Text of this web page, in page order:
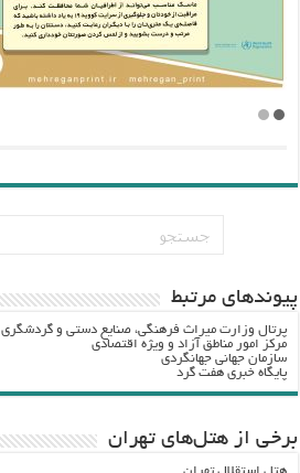
پيوندهاي مرتبط
پرتال وزارت ميراث فرهنگي، صنایع دستی و گردشگري
مرکز امور مناطق آزاد و ویژه اقتصادی
سازمان جهانی جهانگردی
پایگاه خبری هفت گرد
برخی از هتل‌های تهران